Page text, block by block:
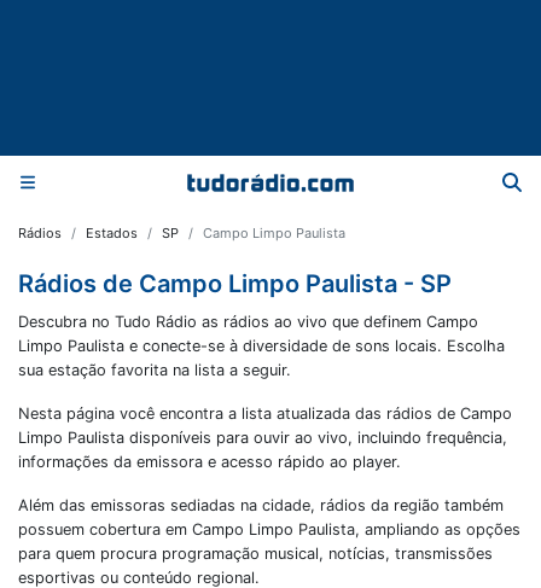
Rádios Estados SP Campo Limpo Paulista
Rádios de Campo Limpo Paulista - SP
Descubra no Tudo Rádio as rádios ao vivo que definem Campo
Limpo Paulista e conecte-se à diversidade de sons locais. Escolha
sua estação favorita na lista a seguir.
Nesta página você encontra a lista atualizada das rádios de Campo
Limpo Paulista disponíveis para ouvir ao vivo, incluindo frequência,
informações da emissora e acesso rápido ao player.
Além das emissoras sediadas na cidade, rádios da região também
possuem cobertura em Campo Limpo Paulista, ampliando as opções
para quem procura programação musical, notícias, transmissões
esportivas ou conteúdo regional.